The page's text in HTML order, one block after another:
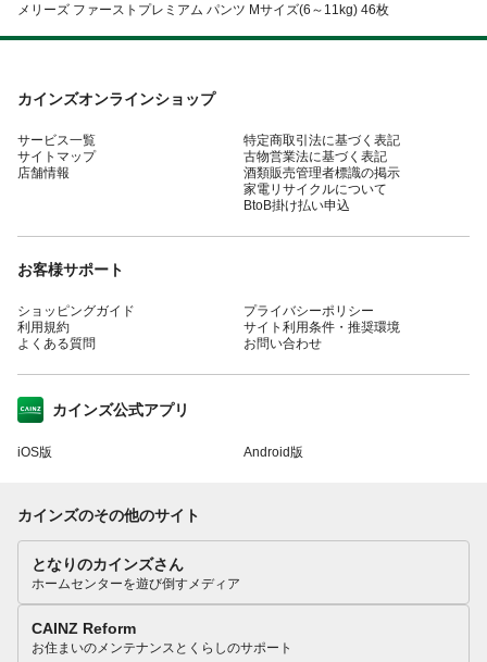
メリーズ ファーストプレミアム パンツ Mサイズ(6～11kg) 46枚
カインズオンラインショップ
サービス一覧
サイトマップ
店舗情報
特定商取引法に基づく表記
古物営業法に基づく表記
酒類販売管理者標識の掲示
家電リサイクルについて
BtoB掛け払い申込
お客様サポート
ショッピングガイド
利用規約
よくある質問
プライバシーポリシー
サイト利用条件・推奨環境
お問い合わせ
カインズ公式アプリ
iOS版 Android版
カインズのその他のサイト
となりのカインズさん
ホームセンターを遊び倒すメディア
CAINZ Reform
お住まいのメンテナンスとくらしのサポート